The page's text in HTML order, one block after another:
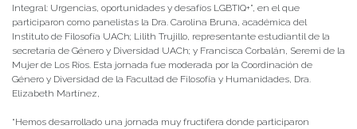
Integral: Urgencias, oportunidades y desafíos LGBTIQ+”, en el que
participaron como panelistas la Dra. Carolina Bruna, académica del
Instituto de Filosofía UACh; Lilith Trujillo, representante estudiantil de la
secretaría de Género y Diversidad UACh; y Francisca Corbalán, Seremi de la
Mujer de Los Ríos. Esta jornada fue moderada por la Coordinación de
Género y Diversidad de la Facultad de Filosofía y Humanidades, Dra.
Elizabeth Martínez,
“Hemos desarrollado una jornada muy fructífera donde participaron